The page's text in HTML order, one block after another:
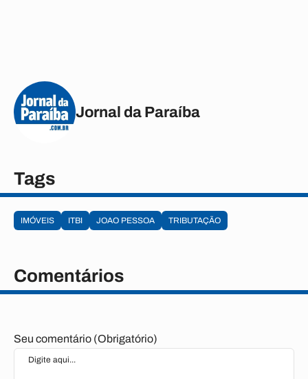
Jornal da Paraíba
Tags
IMÓVEIS ITBI JOAO PESSOA TRIBUTAÇÃO
Comentários
Seu comentário (Obrigatório)